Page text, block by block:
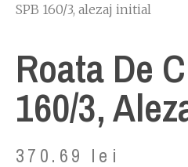
SPB 160/3, alezaj initial
Roata De
160/3,
370.69 lei